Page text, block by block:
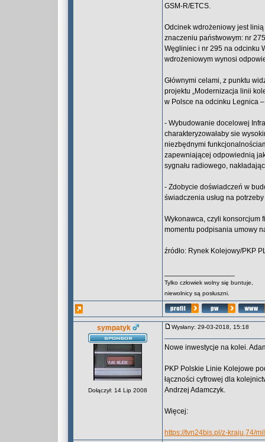
GSM-R/ETCS.
Odcinek wdrożeniowy jest
znaczeniu państwowym: nr
Węgliniec i nr 295 na odcinku
wdrożeniowym wynosi
Głównymi celami, z punktu
projektu „Modernizacja linii
w Polsce na odcinku Legnica
- Wybudowanie docelowej
charakteryzowałaby sie
niezbędnymi
zapewniającej odpowiednią
sygnału radiowego,
- Zdobycie doświadczeń w
świadczenia usług na
Wykonawca, czyli konsorcjum
momentu podpisania umowy
źródło: Rynek Kolejowy/PKP
Tylko człowiek wolny się buntuje,
niewolnicy są posłuszni.
sympatyk
Dołączył: 14 Lip 2008
Wysłany: 29-03-2018, 15:18
Nowe inwestycje na kolei.
PKP Polskie Linie Kolejowe
łączności cyfrowej dla
Andrzej Adamczyk.
Więcej:
https://tvn24bis.pl/z-kraju,74/